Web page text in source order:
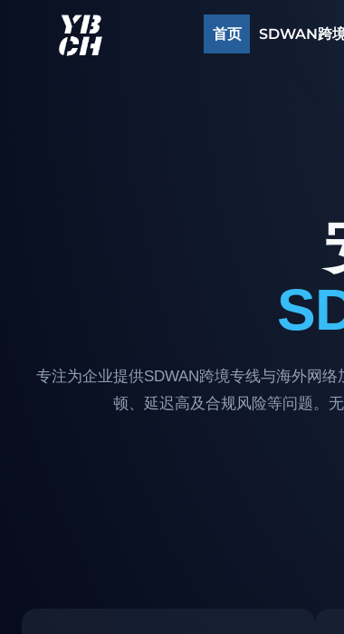
首页 SDWAN跨
专注为企业提供SDWAN跨境专线与海外网
顿、延迟高及合规风险等问题。